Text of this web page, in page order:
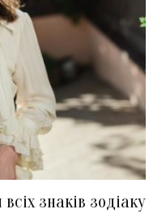
знаків зодіаку